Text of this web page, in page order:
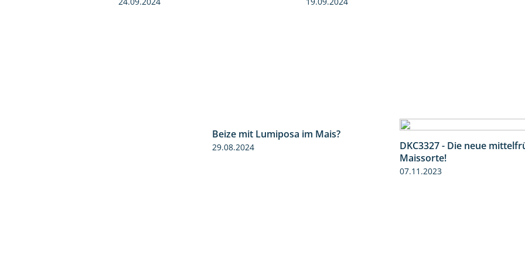
Beize mit Lumiposa im Mais?
29.08.2024
DKC3327 - Die neue
Maissorte!
07.11.2023